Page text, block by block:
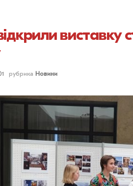
виставку
рубрика Новини